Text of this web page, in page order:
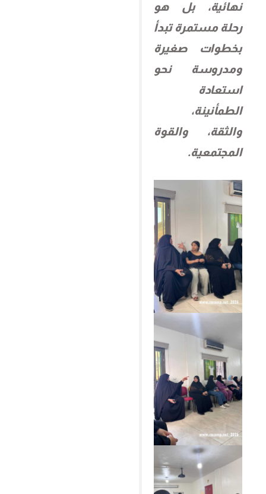
نهائية، بل هو
رحلة مستمرة تبدأ
بخطوات صغيرة
ومدروسة نحو
استعادة
الطمأنينة،
والثقة، والقوة
المجتمعية.